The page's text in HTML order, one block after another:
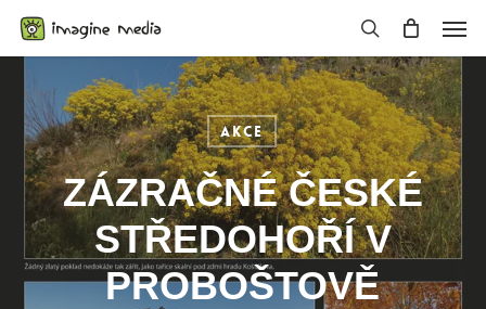
main
Akce
ZÁZRAČNÉ ČESKÉ
STŘEDOHOŘÍ V
PROBOŠTOVĚ